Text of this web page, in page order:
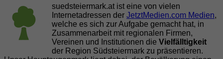
suedsteiermark.at ist eine von vielen
Internetadressen der JetztMedien.com Medien,
welche es sich zur Aufgabe gemacht hat, in
Zusammenarbeit mit regionalen Firmen,
Vereinen und Institutionen die Vielfälltigkeit
der Region Südsteiermark zu präsentieren.